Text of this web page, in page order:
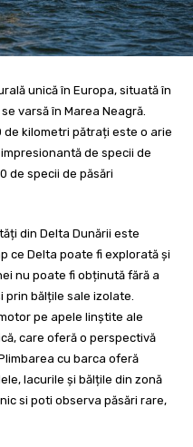
unică în Europa, situată în
varsă în Marea Neagră.
kilometri pătrați este o arie
de specii de
de specii de păsări
din Delta Dunării este
ce Delta poate fi explorată și
nu poate fi obținută fără a
bălțile sale izolate.
pe apele linștite ale
care oferă o perspectivă
cu barca oferă
lacurile și bălțile din zonă
si poti observa păsări rare,